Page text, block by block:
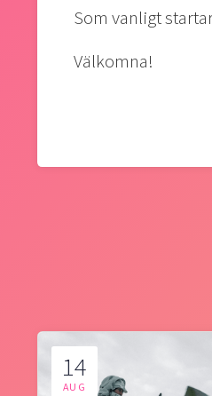
Som vanligt
Välkomna!
14
AUG